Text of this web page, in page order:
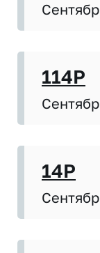
114P
14P